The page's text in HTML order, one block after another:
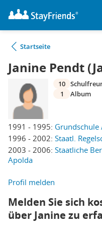
Startseite
Janine Pendt
1991 - 1995: Grundschule
1996 - 2002: Staatl.
2003 - 2006: Staatliche
Apolda
10
1
Album
Profil melden
Melden Sie sich
über Janine zu